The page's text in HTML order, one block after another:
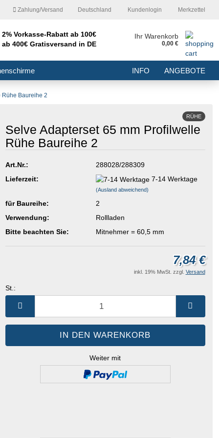
Zahlung/Versand Deutschland Kundenlogin
Konto erstellen
Passwort vergessen?
Merkzettel
2% Vorkasse-Rabatt ab 100€
ab 400€ Gratisversand in DE
Ihr Warenkorb
0,00 €
INFO ANGEBOTE
Rühe Baureihe 2
RÜHE
Selve Adapterset 65 mm Profilwelle
Rühe Baureihe 2
Art.Nr.:
288028/288309
Lieferzeit:
7-14 Werktage
(Ausland abweichend)
für Baureihe:
2
Verwendung:
Rollladen
Bitte beachten Sie:
Mitnehmer = 60,5 mm
7,84 €
inkl. 19% MwSt. zzgl. Versand
St.:
Weiter mit